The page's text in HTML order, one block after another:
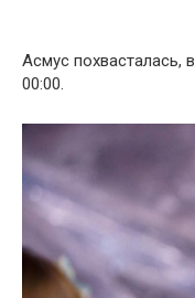
Асмус похвасталась,
00:00.